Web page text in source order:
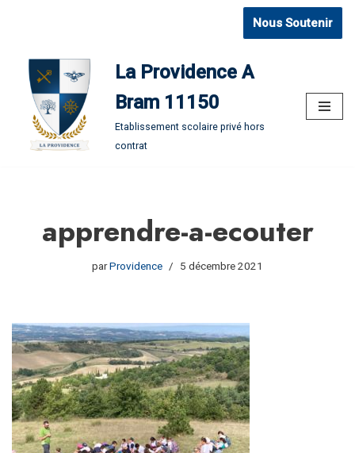
contenu
Nous Soutenir
La Providence A
Bram 11150
Etablissement scolaire privé hors
contrat
apprendre-a-ecouter
parProvidence 5 décembre 2021